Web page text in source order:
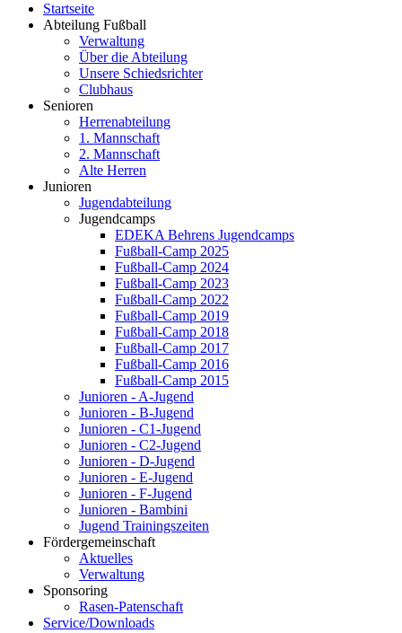
Startseite
Abteilung Fußball
Verwaltung
Über die Abteilung
Unsere Schiedsrichter
Clubhaus
Senioren
Herrenabteilung
1. Mannschaft
2. Mannschaft
Alte Herren
Junioren
Jugendabteilung
Jugendcamps
EDEKA Behrens Jugendcamps
Fußball-Camp 2025
Fußball-Camp 2024
Fußball-Camp 2023
Fußball-Camp 2022
Fußball-Camp 2019
Fußball-Camp 2018
Fußball-Camp 2017
Fußball-Camp 2016
Fußball-Camp 2015
Junioren - A-Jugend
Junioren - B-Jugend
Junioren - C1-Jugend
Junioren - C2-Jugend
Junioren - D-Jugend
Junioren - E-Jugend
Junioren - F-Jugend
Junioren - Bambini
Jugend Trainingszeiten
Fördergemeinschaft
Aktuelles
Verwaltung
Sponsoring
Rasen-Patenschaft
Service/Downloads